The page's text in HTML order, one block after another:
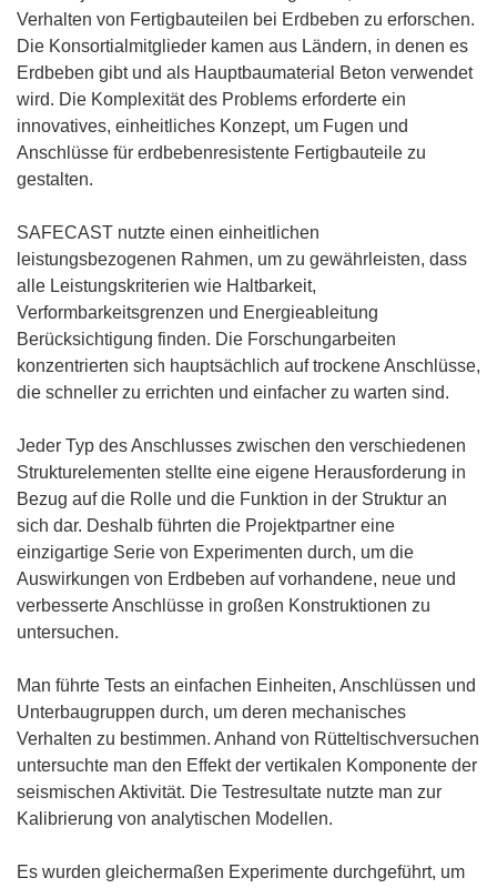
Verhalten von Fertigbauteilen bei Erdbeben zu erforschen.
Die Konsortialmitglieder kamen aus Ländern, in denen es
Erdbeben gibt und als Hauptbaumaterial Beton verwendet
wird. Die Komplexität des Problems erforderte ein
innovatives, einheitliches Konzept, um Fugen und
Anschlüsse für erdbebenresistente Fertigbauteile zu
gestalten.
SAFECAST nutzte einen einheitlichen
leistungsbezogenen Rahmen, um zu gewährleisten, dass
alle Leistungskriterien wie Haltbarkeit,
Verformbarkeitsgrenzen und Energieableitung
Berücksichtigung finden. Die Forschungarbeiten
konzentrierten sich hauptsächlich auf trockene Anschlüsse,
die schneller zu errichten und einfacher zu warten sind.
Jeder Typ des Anschlusses zwischen den verschiedenen
Strukturelementen stellte eine eigene Herausforderung in
Bezug auf die Rolle und die Funktion in der Struktur an
sich dar. Deshalb führten die Projektpartner eine
einzigartige Serie von Experimenten durch, um die
Auswirkungen von Erdbeben auf vorhandene, neue und
verbesserte Anschlüsse in großen Konstruktionen zu
untersuchen.
Man führte Tests an einfachen Einheiten, Anschlüssen und
Unterbaugruppen durch, um deren mechanisches
Verhalten zu bestimmen. Anhand von Rütteltischversuchen
untersuchte man den Effekt der vertikalen Komponente der
seismischen Aktivität. Die Testresultate nutzte man zur
Kalibrierung von analytischen Modellen.
Es wurden gleichermaßen Experimente durchgeführt, um